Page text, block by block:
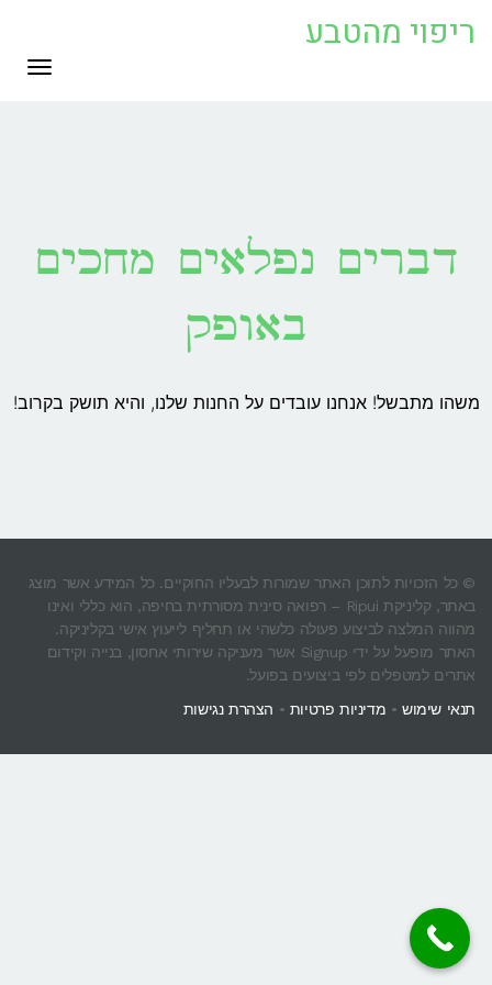
ריפוי מהטבע
דברים נפלאים מחכים
באופק
משהו מתבשל! אנחנו עובדים על החנות שלנו, והיא תושק בקרוב!
© כל הזכויות לתוכן האתר שמורות לבעליו החוקיים. כל המידע אשר מוצג
באתר, קליניקת Ripui – רפואה סינית מסורתית בחיפה, הוא כללי ואינו
מהווה המלצה לביצוע פעולה כלשהי או תחליף לייעוץ אישי בקליניקה.
האתר מופעל על ידי Signup אשר מעניקה שירותי אחסון, בנייה וקידום
אתרים למטפלים לפי ביצועים בפועל.
תנאי שימוש • מדיניות פרטיות • הצהרת נגישות